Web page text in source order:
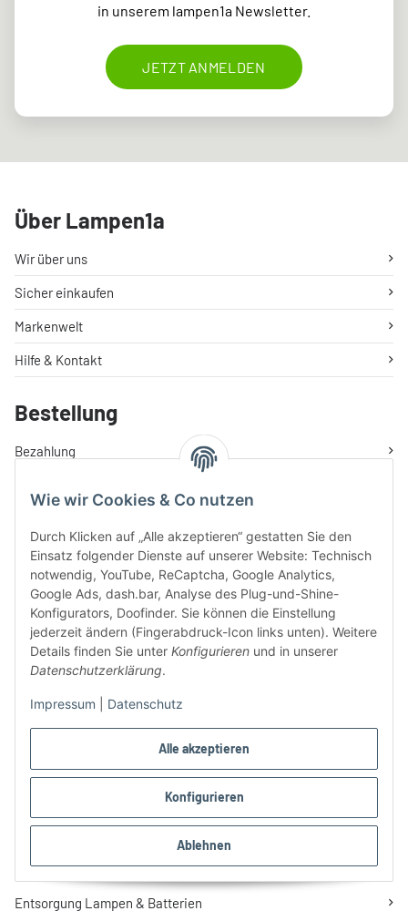
Alle akzeptieren
Konfigurieren
Ablehnen
Wie wir Cookies & Co nutzen
Durch Klicken auf „Alle akzeptieren“ gestatten Sie den
Einsatz folgender Dienste auf unserer Website: Technisch
notwendig, YouTube, ReCaptcha, Google Analytics,
Google Ads, dash.bar, Analyse des Plug-und-Shine-
Konfigurators, Doofinder. Sie können die Einstellung
jederzeit ändern (Fingerabdruck-Icon links unten). Weitere
Details finden Sie unter Konfigurieren und in unserer
Datenschutzerklärung.
Impressum Datenschutz
in unserem lampen1a Newsletter.
JETZT ANMELDEN
Über Lampen1a
Wir über uns
Sicher einkaufen
Markenwelt
Hilfe & Kontakt
Bestellung
Bezahlung
Mein Kundenkonto
Kundenservice
Kundenservice-Center
Newsletter
Rabatte und Gutscheine
Konfigurator für Schienensysteme
Lampenratgeber
Informationen
Entsorgung Lampen & Batterien